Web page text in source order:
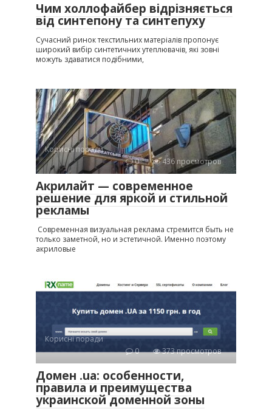
Чим холлофайбер відрізняється
від синтепону та синтепуху
Сучасний ринок текстильних матеріалів пропонує
широкий вибір синтетичних утеплювачів, які зовні
можуть здаватися подібними,
Корисні поради
0
436 просмотров
Акрилайт — современное
решение для яркой и стильной
рекламы
Современная визуальная реклама стремится быть не
только заметной, но и эстетичной. Именно поэтому
акриловые
Корисні поради
0
373 просмотров
Домен .ua: особенности,
правила и преимущества
украинской доменной зоны